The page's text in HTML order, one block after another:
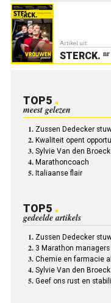
Artikel uit:
STERCK. nr
TOP5
meest gelezen
Zussen Dedecker
Kwaliteit opent
Sylvie Van den
Marathoncoach
Italiaanse flair
TOP5
gedeelde artikels
Zussen Dedecker
3 Marathon managers
Chemie en farmacie
Sylvie Van den
Geef ons rust en